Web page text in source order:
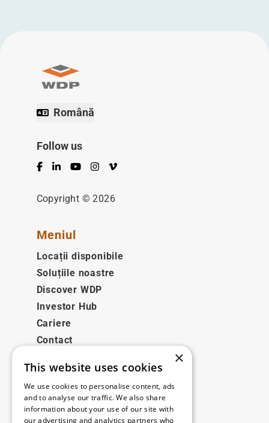
Română
Follow us
Facebook
LinkedInYouTubeInstagram
Vimeo
Copyright © 2026
Meniul
Locații disponibile
Soluțiile noastre
Discover WDP
Investor Hub
Cariere
Contact
Legale
Disclaimer
Privacy policy
×
This website uses cookies
We use cookies to personalise content, ads
and to analyse our traffic. We also share
information about your use of our site with
our advertising and analytics partners who